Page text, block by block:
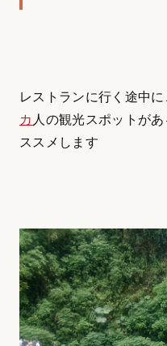
レストランに行く途中
カ 人の観光スポットが
ススメします